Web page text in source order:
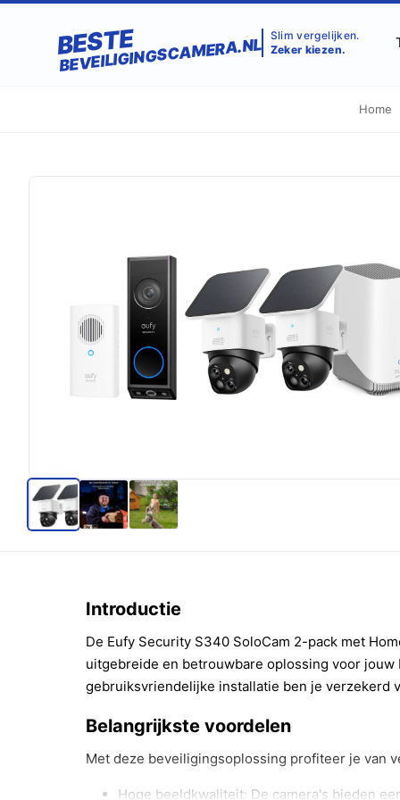
BESTE
BEVEILIGINGSCAMERA.NL Slim vergelijken.
Zeker kiezen.
Home
Introductie
De Eufy Security S340 SoloCam 2-pack met
uitgebreide en betrouwbare oplossing voor
gebruiksvriendelijke installatie ben je verzekerd
Belangrijkste voordelen
Met deze beveiligingsoplossing profiteer je van
Hoge beeldkwaliteit: De camera's bieden